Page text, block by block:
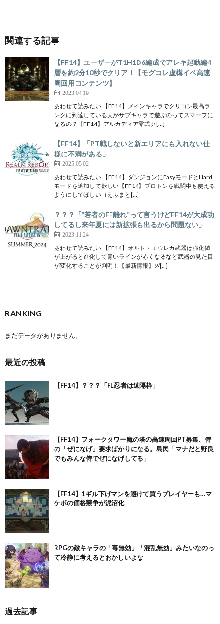
関連する記事
【FF14】ユーザーがT1H1D6編成でアレキ起動編4
層を約2分10秒でクリア！【モグコレ虚構イベ高速
周回用コンテンツ】
2023.04.19
あわせて読みたい 【FF14】メインキャラでクリコン最高ラ
ンクに到達している人がサブキャラで遊ぶのってスマーフに
なるの？【FF14】アルカディア零式ク[…]
【FF14】「PT戦しないと新エリアにも入れない仕
様に不満がある」
2025.05.02
あわせて読みたい 【FF14】ダンジョンにEasyモードとHard
モードを追加して欲しい【FF14】プロトンを戦闘中も使える
ようにしてほしい（えふまと[…]
？？？「”若者のFF離れ”って言うけどFF14が大成功
してるし来年夏には新拡張も出るから問題ない」
2023.11.24
あわせて読みたい 【FF14】オルト・エウレカ武器は強化値
が上がると進化して青いラインが赤くなるなど武器の見た目
が変化することが判明！【最新情報】9/[…]
RANKING
まだデータがありません。
最近の投稿
【FF14】？？？「FL忍者は遠隔枠」
【FF14】フォークタワー魔の塔の高速周回PT募集、侍
の「ぜになげ」要求ばかりになる。島民「マナだと野良
でもみんな侍でぜになげしてる」
【FF14】1ギル下げマンを避けて買うプレイヤーも…マ
ケボの価格競争が泥沼化
RPGの敵キャラの「毒無効」「混乱無効」みたいなのっ
て冷静に考えるとおかしいよな
過去記事